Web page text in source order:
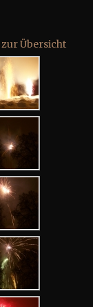
Übersicht